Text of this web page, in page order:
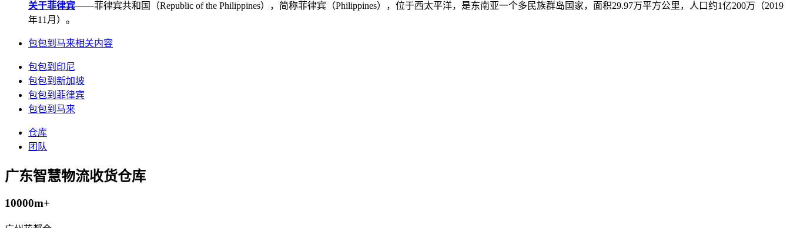
关于菲律宾——菲律宾共和国（Republic of the Philippines），简称菲律宾（Philippines），位于西太平洋，是东南亚一个多民族群岛国家，面积29.97万平方公里，人口约1亿200万（2019
年11月）。
包包到马来相关内容
包包到印尼
包包到新加坡
包包到菲律宾
包包到马来
仓库
团队
广东智慧物流收货仓库
10000m+